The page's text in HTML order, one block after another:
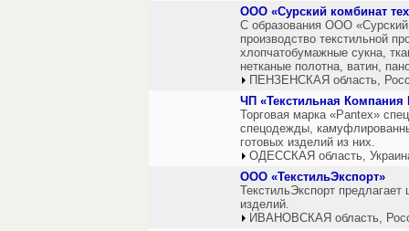
ООО «Сурский комбинат
С образования ООО «Сурский
производство текстильной
хлопчатобумажные сукна,
нетканые полотна, ватин,
ПЕНЗЕНСКАЯ область,
ЧП «Текстильная Компания
Торговая марка «Pantex»
спецодежды,
готовых изделий из них.
ОДЕССКАЯ область,
ООО «ТекстильЭкспорт»
ТекстильЭкспорт
изделий.
ИВАНОВСКАЯ область,